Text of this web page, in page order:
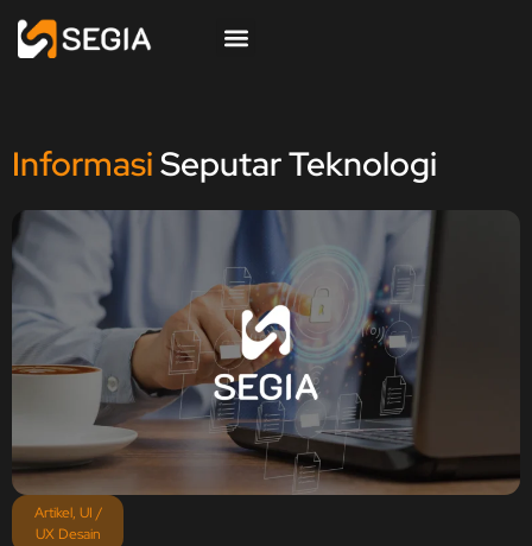
InformasiSeputar Teknologi
Artikel, UI /
UX Desain